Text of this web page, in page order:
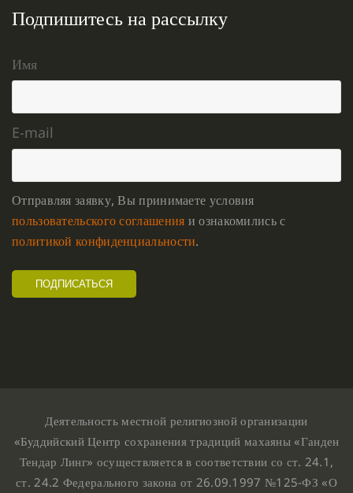
Подпишитесь на рассылку
Имя
E-mail
Отправляя заявку, Вы принимаете условия
пользовательского соглашения и ознакомились с
политикой конфиденциальности.
Деятельность местной религиозной организации
«Буддийский Центр сохранения традиций махаяны «Ганден
Тендар Линг» осуществляется в соответствии со ст. 24.1,
ст. 24.2 Федерального закона от 26.09.1997 №125-ФЗ «О